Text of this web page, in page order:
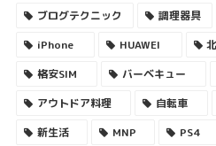
ブログテクニック
調理器具
iPhone
HUAWEI
格安SIM
バーベキュー
アウトドア料理
自転車
新生活
MNP PS4